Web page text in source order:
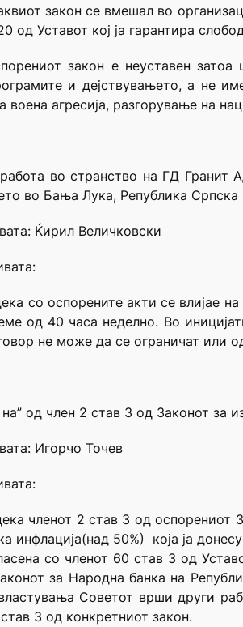
закон се вмешал во
од Уставот кој ја гарантира
закон е неуставен
и дејствувањето, а не
воена агресија, разгорување на
во странство на ГД Гранит
во Бања Лука, Република
Ќирил Величковски
со оспорените акти се влијае
од 40 часа неделно. Во
не може да се ограничат или
од член 2 став 3 од Законот за
Игорчо Точев
членот 2 став 3 од
инфлација(над 50%) која ја
со членот 60 став 3 од
за Народна банка на
Советот врши други
3 од конкретниот закон.